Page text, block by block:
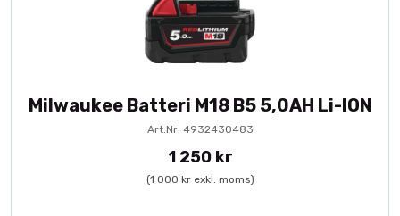
Milwaukee Batteri M18 B5 5,0AH Li-ION
Art.Nr: 4932430483
1 250 kr
(1 000 kr exkl. moms)